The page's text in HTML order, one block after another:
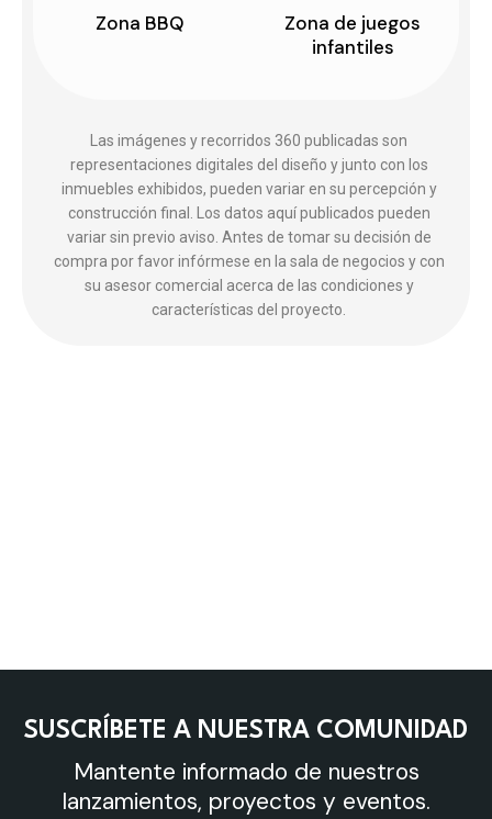
Zona BBQ
Zona de juegos
infantiles
Las imágenes y recorridos 360 publicadas son
representaciones digitales del diseño y junto con los
inmuebles exhibidos, pueden variar en su percepción y
construcción final. Los datos aquí publicados pueden
variar sin previo aviso. Antes de tomar su decisión de
compra por favor infórmese en la sala de negocios y con
su asesor comercial acerca de las condiciones y
características del proyecto.
SUSCRÍBETE A NUESTRA COMUNIDAD
Mantente informado de nuestros
lanzamientos, proyectos y eventos.